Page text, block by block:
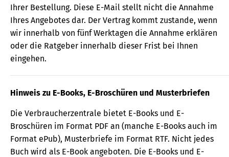
Ihrer Bestellung. Diese E-Mail stellt nicht die Annahme
Ihres Angebotes dar. Der Vertrag kommt zustande, wenn
wir innerhalb von fünf Werktagen die Annahme erklären
oder die Ratgeber innerhalb dieser Frist bei Ihnen
eingehen.
Hinweis zu E-Books, E-Broschüren und Musterbriefen
Die Verbraucherzentrale bietet E-Books und E-
Broschüren im Format PDF an (manche E-Books auch im
Format ePub), Musterbriefe im Format RTF. Nicht jedes
Buch wird als E-Book angeboten. Die E-Books und E-